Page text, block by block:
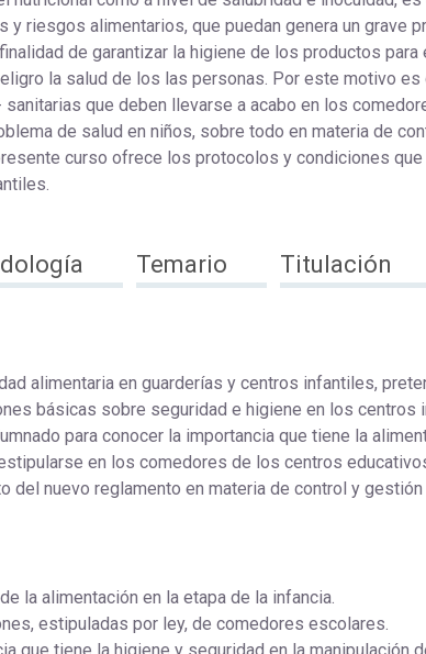
y riesgos alimentarios, que puedan genera un grave
de garantizar la higiene de los productos
la salud de los las personas. Por este motivo
que deben llevarse a acabo en los
de salud en niños, sobre todo en materia de
curso ofrece los protocolos y condiciones que
alimentaria en guarderías y centros infantiles,
básicas sobre seguridad e higiene en los centros
para conocer la importancia que tiene la
en los comedores de los centros
del nuevo reglamento en materia de control y
la alimentación en la etapa de la infancia.
estipuladas por ley, de comedores escolares.
Temario Titulación